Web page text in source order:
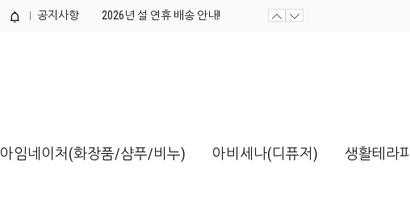
공지사항
2026년 설 연휴 배송 안내!
아임네이처(화장품/샴푸/비누) 아비세나(디퓨저) 생활테라피